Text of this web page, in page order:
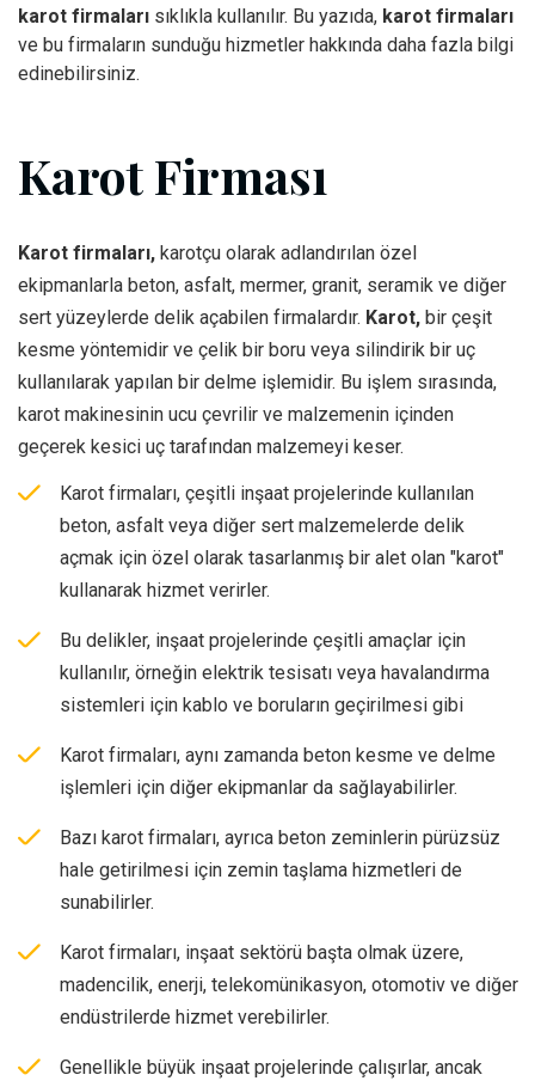
karot firmaları sıklıkla kullanılır. Bu yazıda, karot firmaları
ve bu firmaların sunduğu hizmetler hakkında daha fazla bilgi
edinebilirsiniz.
Karot Firması
Karot firmaları, karotçu olarak adlandırılan özel
ekipmanlarla beton, asfalt, mermer, granit, seramik ve diğer
sert yüzeylerde delik açabilen firmalardır. Karot, bir çeşit
kesme yöntemidir ve çelik bir boru veya silindirik bir uç
kullanılarak yapılan bir delme işlemidir. Bu işlem sırasında,
karot makinesinin ucu çevrilir ve malzemenin içinden
geçerek kesici uç tarafından malzemeyi keser.
Karot firmaları, çeşitli inşaat projelerinde kullanılan
beton, asfalt veya diğer sert malzemelerde delik
açmak için özel olarak tasarlanmış bir alet olan "karot"
kullanarak hizmet verirler.
Bu delikler, inşaat projelerinde çeşitli amaçlar için
kullanılır, örneğin elektrik tesisatı veya havalandırma
sistemleri için kablo ve boruların geçirilmesi gibi
Karot firmaları, aynı zamanda beton kesme ve delme
işlemleri için diğer ekipmanlar da sağlayabilirler.
Bazı karot firmaları, ayrıca beton zeminlerin pürüzsüz
hale getirilmesi için zemin taşlama hizmetleri de
sunabilirler.
Karot firmaları, inşaat sektörü başta olmak üzere,
madencilik, enerji, telekomünikasyon, otomotiv ve diğer
endüstrilerde hizmet verebilirler.
Genellikle büyük inşaat projelerinde çalışırlar, ancak